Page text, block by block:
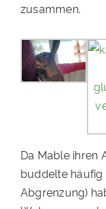
zusammen.
Da Mable ihren
buddelte häufig
Abgrenzung)